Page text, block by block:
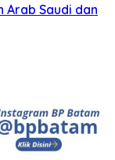
Arab Saudi dan